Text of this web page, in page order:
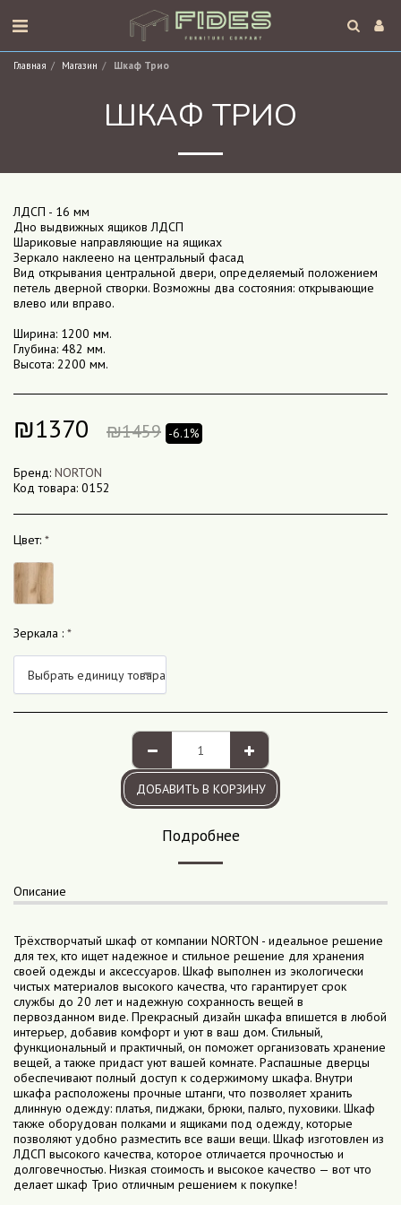
Главная Магазин Шкаф Трио
ШКАФ ТРИО
ЛДСП - 16 мм
Дно выдвижных ящиков ЛДСП
Шариковые направляющие на ящиках
Зеркало наклеено на центральный фасад
Вид открывания центральной двери, определяемый положением
петель дверной створки. Возможны два состояния: открывающие
влево или вправо.
Ширина: 1200 мм.
Глубина: 482 мм.
Высота: 2200 мм.
₪1370 ₪1459 -6.1%
Бренд: NORTON
Код товара: 0152
Цвет: *
Зеркала : *
Выбрать единицу товара
ДОБАВИТЬ В КОРЗИНУ
Подробнее
Описание
Трёхстворчатый шкаф от компании NORTON - идеальное решение
для тех, кто ищет надежное и стильное решение для хранения
своей одежды и аксессуаров. Шкаф выполнен из экологически
чистых материалов высокого качества, что гарантирует срок
службы до 20 лет и надежную сохранность вещей в
первозданном виде. Прекрасный дизайн шкафа впишется в любой
интерьер, добавив комфорт и уют в ваш дом. Стильный,
функциональный и практичный, он поможет организовать хранение
вещей, а также придаст уют вашей комнате. Распашные дверцы
обеспечивают полный доступ к содержимому шкафа. Внутри
шкафа расположены прочные штанги, что позволяет хранить
длинную одежду: платья, пиджаки, брюки, пальто, пуховики. Шкаф
также оборудован полками и ящиками под одежду, которые
позволяют удобно разместить все ваши вещи. Шкаф изготовлен из
ЛДСП высокого качества, которое отличается прочностью и
долговечностью. Низкая стоимость и высокое качество — вот что
делает шкаф Трио отличным решением к покупке!